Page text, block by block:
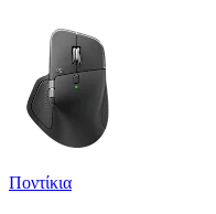
Ποντίκια